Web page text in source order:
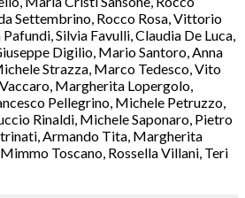
Settembrino, Rocco Rosa, Vittorio
Silvia Favulli, Claudia De Luca,
Digilio, Mario Santoro, Anna
Strazza, Marco Tedesco, Vito
Margherita Lopergolo,
Pellegrino, Michele Petruzzo,
Rinaldi, Michele Saponaro, Pietro
Armando Tita, Margherita
Toscano, Rossella Villani, Teri